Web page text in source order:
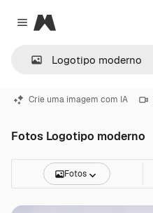
Close menu
Magnific
Crie uma imagem com IA
Fotos Logotipo moderno
Fotos